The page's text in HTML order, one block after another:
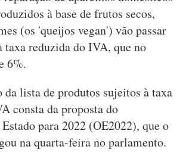
à base de frutos secos,
(os 'queijos vegan') vão passar
taxa reduzida do IVA, que no
6%.
da lista de produtos sujeitos à taxa
consta da proposta do
para 2022 (OE2022), que o
na quarta-feira no parlamento.